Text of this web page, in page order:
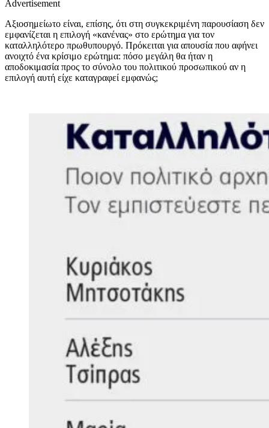
Advertisement
Αξιοσημείωτο είναι, επίσης, ότι στη συγκεκριμένη παρουσίαση δεν
εμφανίζεται η επιλογή «κανένας» στο ερώτημα για τον
καταλληλότερο πρωθυπουργό. Πρόκειται για απουσία που αφήνει
ανοιχτό ένα κρίσιμο ερώτημα: πόσο μεγάλη θα ήταν η
αποδοκιμασία προς το σύνολο του πολιτικού προσωπικού αν η
επιλογή αυτή είχε καταγραφεί εμφανώς;